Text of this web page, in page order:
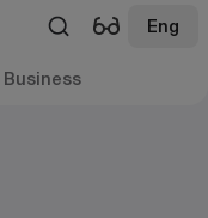
Eng
Business